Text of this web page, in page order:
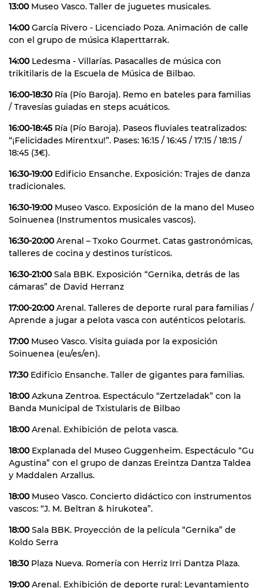
13:00Museo Vasco. Taller de juguetes musicales.
14:00García Rivero - Licenciado Poza. Animación de calle
con el grupo de música Klaperttarrak.
14:00Ledesma - Villarías. Pasacalles de música con
trikitilaris de la Escuela de Música de Bilbao.
16:00-18:30Ría (Pío Baroja). Remo en bateles para familias
/ Travesías guiadas en steps acuáticos.
16:00-18:45Ría (Pío Baroja). Paseos fluviales teatralizados:
“¡Felicidades Mirentxu!”. Pases: 16:15 / 16:45 / 17:15 / 18:15 /
18:45 (3€).
16:30-19:00Edificio Ensanche. Exposición: Trajes de danza
tradicionales.
16:30-19:00Museo Vasco. Exposición de la mano del Museo
Soinuenea (Instrumentos musicales vascos).
16:30-20:00Arenal – Txoko Gourmet. Catas gastronómicas,
talleres de cocina y destinos turísticos.
16:30-21:00Sala BBK. Exposición “Gernika, detrás de las
cámaras” de David Herranz
17:00-20:00Arenal. Talleres de deporte rural para familias /
Aprende a jugar a pelota vasca con auténticos pelotaris.
17:00Museo Vasco. Visita guiada por la exposición
Soinuenea (eu/es/en).
17:30Edificio Ensanche. Taller de gigantes para familias.
18:00Azkuna Zentroa. Espectáculo “Zertzeladak” con la
Banda Municipal de Txistularis de Bilbao
18:00Arenal. Exhibición de pelota vasca.
18:00Explanada del Museo Guggenheim. Espectáculo “Gu
Agustina” con el grupo de danzas Ereintza Dantza Taldea
y Maddalen Arzallus.
18:00Museo Vasco. Concierto didáctico con instrumentos
vascos: “J. M. Beltran & hirukotea”.
18:00Sala BBK. Proyección de la película “Gernika” de
Koldo Serra
18:30Plaza Nueva. Romería con Herriz Irri Dantza Plaza.
19:00Arenal. Exhibición de deporte rural: Levantamiento